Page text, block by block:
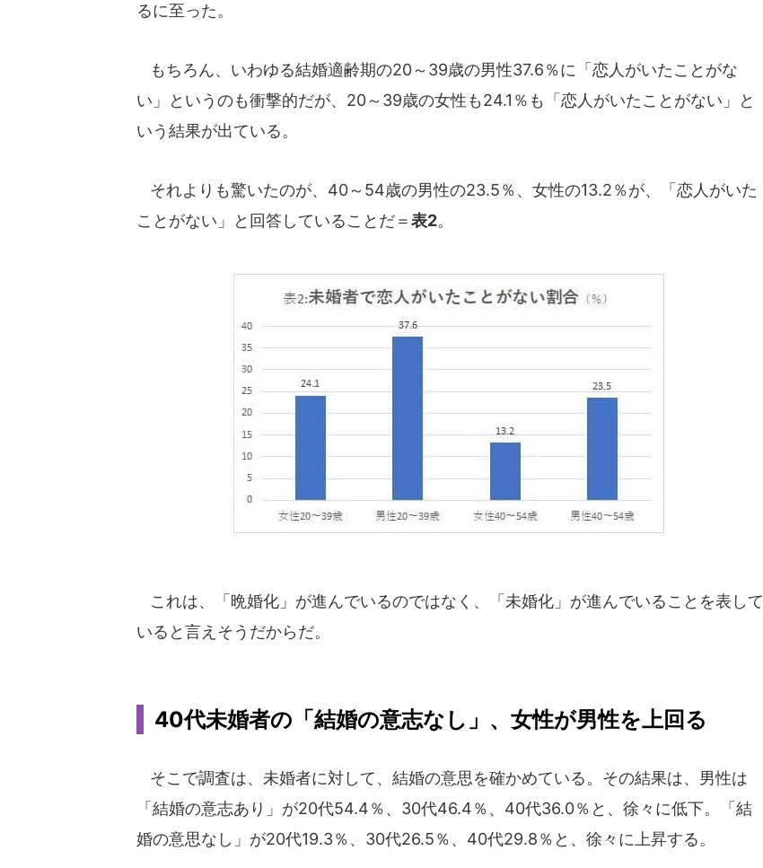
るに至った。
もちろん、いわゆる結婚適齢期の20～39歳の男性37.6％に「恋人がいたことがな
い」というのも衝撃的だが、20～39歳の女性も24.1％も「恋人がいたことがない」と
いう結果が出ている。
それよりも驚いたのが、40～54歳の男性の23.5％、女性の13.2％が、「恋人がいた
ことがない」と回答していることだ＝表2。
これは、「晩婚化」が進んでいるのではなく、「未婚化」が進んでいることを表して
いると言えそうだからだ。
40代未婚者の「結婚の意志なし」、女性が男性を上回る
そこで調査は、未婚者に対して、結婚の意思を確かめている。その結果は、男性は
「結婚の意志あり」が20代54.4％、30代46.4％、40代36.0％と、徐々に低下。「結
婚の意思なし」が20代19.3％、30代26.5％、40代29.8％と、徐々に上昇する。